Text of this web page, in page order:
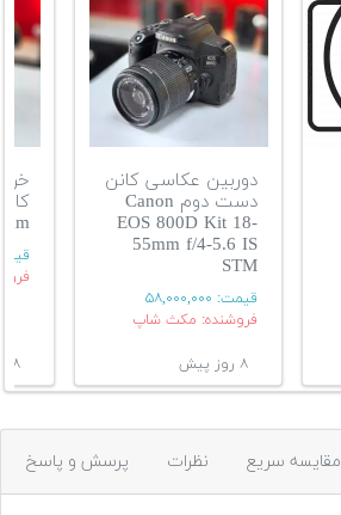
دوربین عکاسی کانن
دست دوم Canon
EOS 800D Kit 18-
55mm f/4-5.6 IS
STM
قیمت: ۵۸,۰۰۰,۰۰۰
فروشنده: مکث شاپ
۸ روز پیش ۸ روز پیش
مقایسه سریع نظرات پرسش و پاسخ